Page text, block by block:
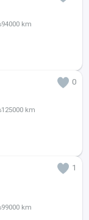
94000 km
0
125000 km
1
99000 km